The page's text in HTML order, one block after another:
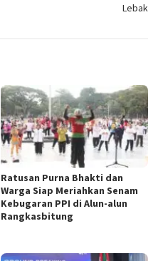
Lebak
Ratusan Purna Bhakti dan
Warga Siap Meriahkan Senam
Kebugaran PPI di Alun-alun
Rangkasbitung